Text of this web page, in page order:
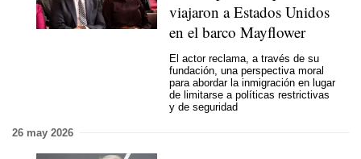
viajaron a Estados Unidos
en el barco Mayflower
El actor reclama, a través de su
fundación, una perspectiva moral
para abordar la inmigración en lugar
de limitarse a políticas restrictivas
y de seguridad
26 may 2026